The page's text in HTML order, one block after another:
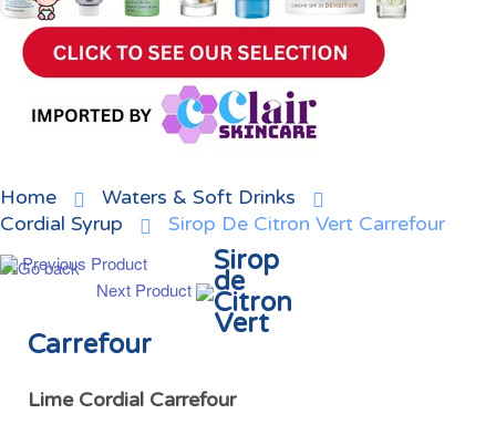
Home
Waters & Soft Drinks
Cordial Syrup
Sirop De Citron Vert Carrefour
Previous Product
Next Product
Sirop
de
Citron
Vert
Carrefour
Lime Cordial Carrefour